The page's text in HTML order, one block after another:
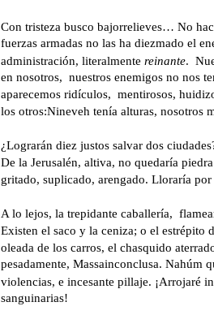
Con tristeza busco bajorrelieves… No
fuerzas armadas no las ha diezmado el
administración, literalmente reinante.
en nosotros,  nuestros enemigos no nos
aparecemos ridículos,  mentirosos,
los otros:Nineveh tenía alturas, nosotros
¿Lograrán diez justos salvar dos
De la Jerusalén, altiva, no quedaría
gritado, suplicado, arengado. Lloraría
A lo lejos, la trepidante caballería,
Existen el saco y la ceniza; o el estrépito
oleada de los carros, el chasquido
pesadamente, Massainconclusa. Nahúm
violencias, e incesante pillaje. ¡Arrojaré
sanguinarias!